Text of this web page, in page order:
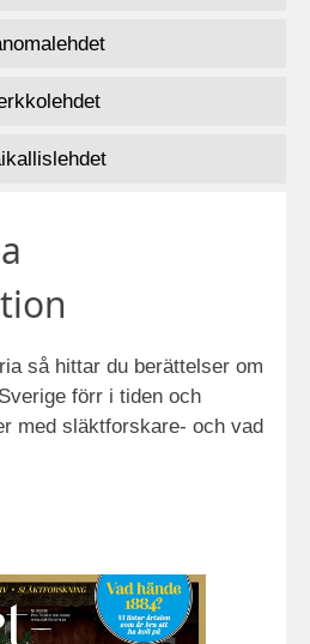
så hittar du berättelser om
förr i tiden och
med släktforskare- och vad